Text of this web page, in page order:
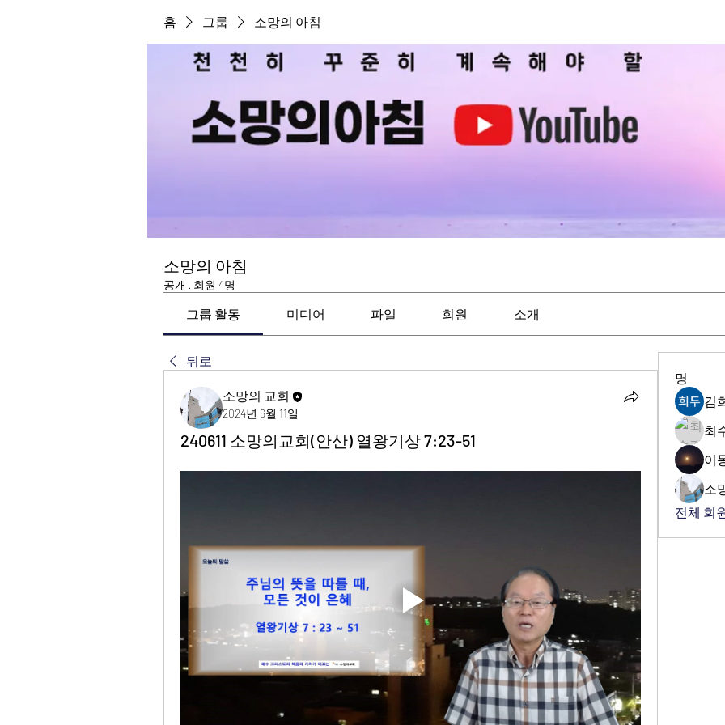
홈 그룹 소망의 아침
소망의 아침
공개 · 회원 4명
그룹 활동 미디어 파일 회원 소개
뒤로
소망의 교회
2024년 6월 11일
240611 소망의교회(안산) 열왕기상 7:23-51
명
김
최
이
소
전체 회